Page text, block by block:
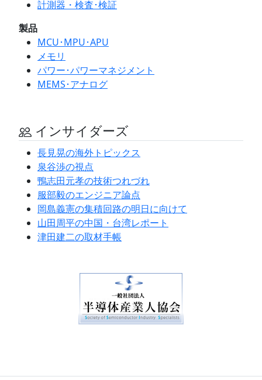
計測器・検査･検証
製品
MCU･MPU･APU
メモリ
パワー･パワーマネジメント
MEMS･アナログ
インサイダーズ
長見晃の海外トピックス
泉谷渉の視点
鴨志田元孝の技術つれづれ
服部毅のエンジニア論点
岡島義憲の集積回路の明日に向けて
山田周平の中国・台湾レポート
津田建二の取材手帳